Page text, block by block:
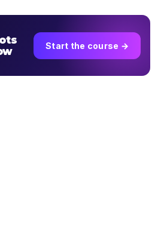
Start the course →